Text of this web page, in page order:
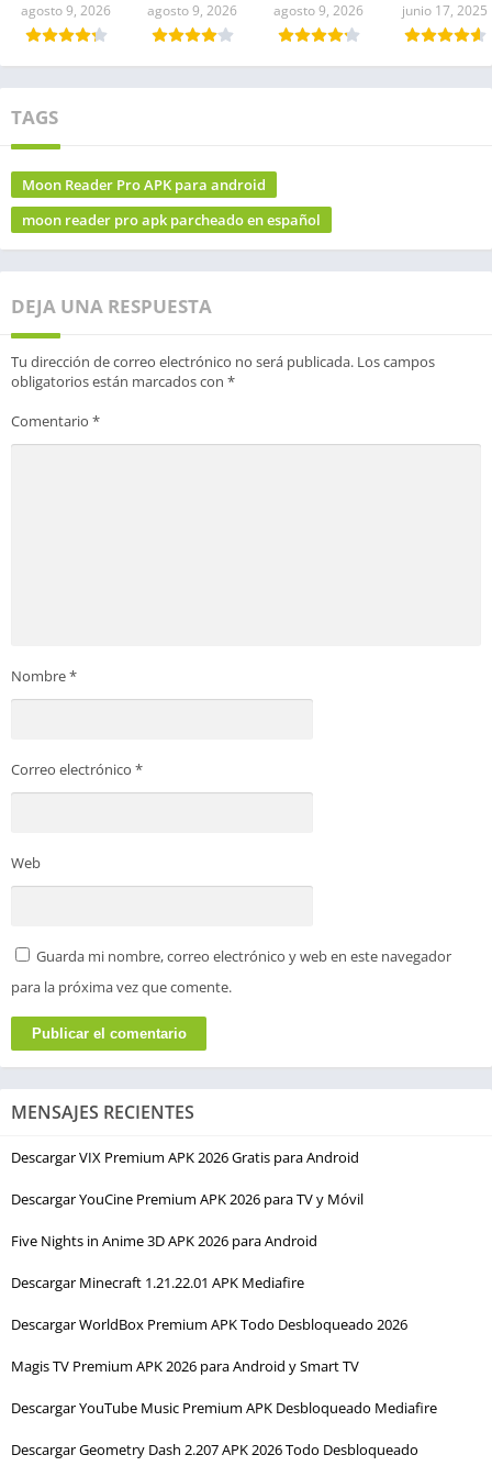
agosto 9, 2026
agosto 9, 2026
agosto 9, 2026
junio 17, 2025
TAGS
Moon Reader Pro APK para android
moon reader pro apk parcheado en español
DEJA UNA RESPUESTA
Tu dirección de correo electrónico no será publicada. Los campos
obligatorios están marcados con *
Comentario *
Nombre*
Correo electrónico *
Web
Guarda mi nombre, correo electrónico y web en este navegador
para la próxima vez que comente.
MENSAJES RECIENTES
Descargar VIX Premium APK 2026 Gratis para Android
Descargar YouCine Premium APK 2026 para TV y Móvil
Five Nights in Anime 3D APK 2026 para Android
Descargar Minecraft 1.21.22.01 APK Mediafire
Descargar WorldBox Premium APK Todo Desbloqueado 2026
Magis TV Premium APK 2026 para Android y Smart TV
Descargar YouTube Music Premium APK Desbloqueado Mediafire
Descargar Geometry Dash 2.207 APK 2026 Todo Desbloqueado